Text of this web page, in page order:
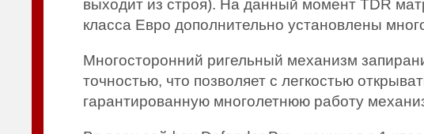
выходит из строя). На данный момент TDR
класса Евро дополнительно установлены
Многосторонний ригельный механизм
точностью, что позволяет с легкостью
гарантированную многолетнюю работу